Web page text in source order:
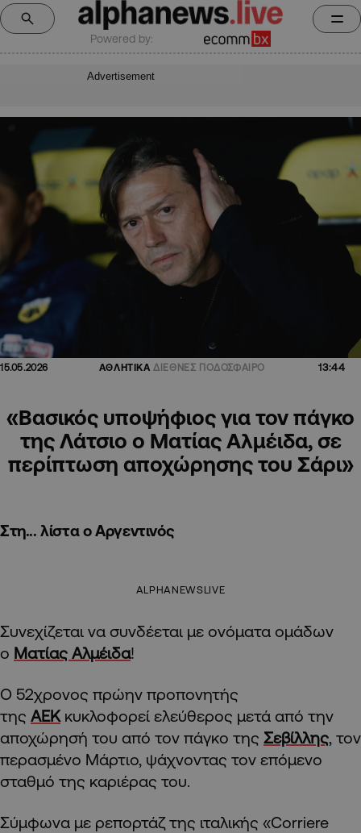
Powered by:
Advertisement
15.05.2026 ΑΘΛΗΤΙΚΑ ΔΙΕΘΝΕΣ ΠΟΔΟΣΦΑΙΡΟ 13:44
«Βασικός υποψήφιος για τον πάγκο
της Λάτσιο ο Ματίας Αλμέιδα, σε
περίπτωση αποχώρησης του Σάρι»
Στη... λίστα ο Αργεντινός
ALPHANEWSLIVE
Συνεχίζεται να συνδέεται με ονόματα ομάδων
ο Ματίας Αλμέιδα!
O 52χρονος πρώην προπονητής
της ΑΕΚκυκλοφορεί ελεύθερος μετά από την
αποχώρησή του από τον πάγκο της Σεβίλλης, τον
περασμένο Μάρτιο, ψάχνοντας τον επόμενο
σταθμό της καριέρας του.
Σύμφωνα με ρεπορτάζ της ιταλικής «Corriere